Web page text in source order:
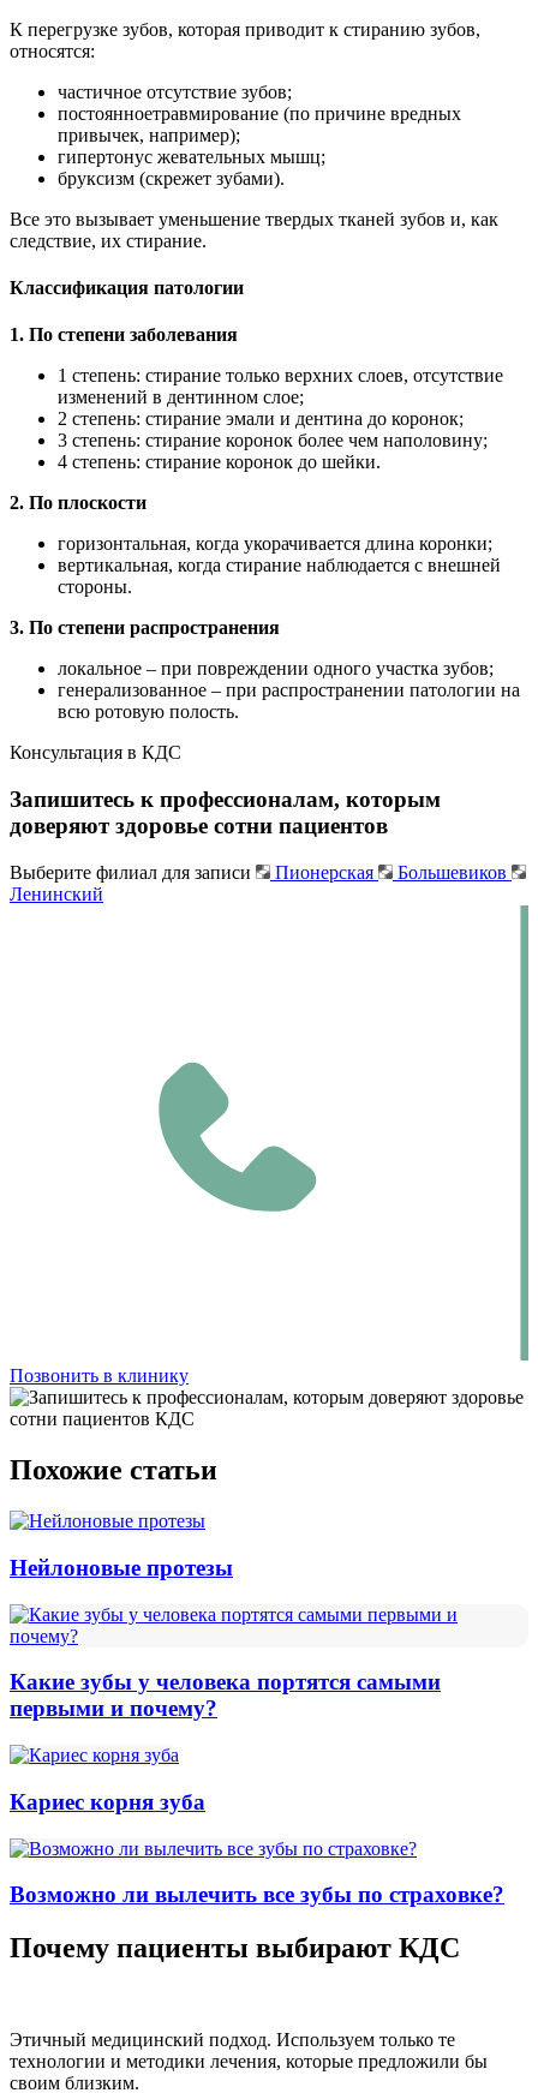
К перегрузке зубов, которая приводит к стиранию зубов,
относятся:
частичное отсутствие зубов;
постоянноетравмирование (по причине вредных
привычек, например);
гипертонус жевательных мышц;
бруксизм (скрежет зубами).
Все это вызывает уменьшение твердых тканей зубов и, как
следствие, их стирание.
Классификация патологии
1. По степени заболевания
1 степень: стирание только верхних слоев, отсутствие
изменений в дентинном слое;
2 степень: стирание эмали и дентина до коронок;
3 степень: стирание коронок более чем наполовину;
4 степень: стирание коронок до шейки.
2. По плоскости
горизонтальная, когда укорачивается длина коронки;
вертикальная, когда стирание наблюдается с внешней
стороны.
3. По степени распространения
локальное – при повреждении одного участка зубов;
генерализованное – при распространении патологии на
всю ротовую полость.
Консультация в КДС
Запишитесь к профессионалам, которым
доверяют здоровье сотни пациентов
Выберите филиал для записи Пионерская
Большевиков
Ленинский
Позвонить в клинику
Похожие статьи
Нейлоновые протезы
Какие зубы у человека портятся самыми
первыми и почему?
Кариес корня зуба
Возможно ли вылечить все зубы по страховке?
Почему пациенты выбирают КДС
Этичный медицинский подход. Используем только те
технологии и методики лечения, которые предложили бы
своим близким.